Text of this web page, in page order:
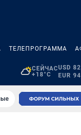
ТЕЛЕПРОГРАММА
СЕЙЧАС
+18°C
USD
EUR